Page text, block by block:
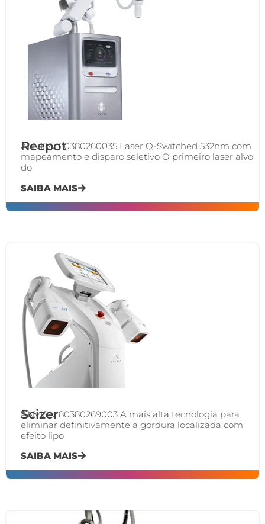
Reepot
ANVISA: 80380260035 Laser Q-Switched 532nm com
mapeamento e disparo seletivo O primeiro laser alvo
do
SAIBA MAIS
Scizer
ANVISA: 80380269003 A mais alta tecnologia para
eliminar definitivamente a gordura localizada com
efeito lipo
SAIBA MAIS